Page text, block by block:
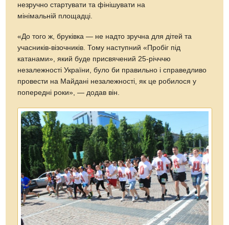
незручно стартувати та фінішувати на
мінімальній площадці.
«До того ж, бруківка — не надто зручна для дітей та
учасників-візочників. Тому наступний «Пробіг під
катанами», який буде присвячений 25-річччю
незалежності України, було би правильно і справедливо
провести на Майдані незалежності, як це робилося у
попередні роки», — додав він.